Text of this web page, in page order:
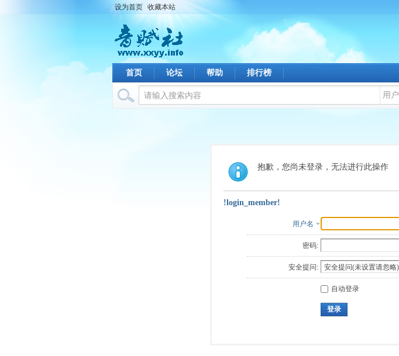
设为首页 收藏本站
首页 论坛 帮助 排行榜
用户
抱歉，您尚未登录，无法进行此操作
!login_member!
用户名
密码:
安全提问:
自动登录
登录